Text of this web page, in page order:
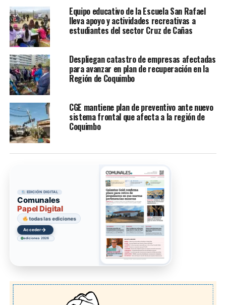
Equipo educativo de la Escuela San Rafael
lleva apoyo y actividades recreativas a
estudiantes del sector Cruz de Cañas
Despliegan catastro de empresas afectadas
para avanzar en plan de recuperación en la
Región de Coquimbo
CGE mantiene plan de preventivo ante nuevo
sistema frontal que afecta a la región de
Coquimbo
EDICIÓN DIGITAL
Comunales
Papel Digital
todas las ediciones
Acceder→
ediciones 2026